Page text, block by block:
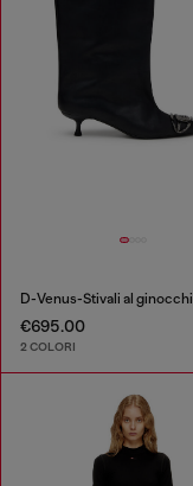
€695.00
2 COLORI